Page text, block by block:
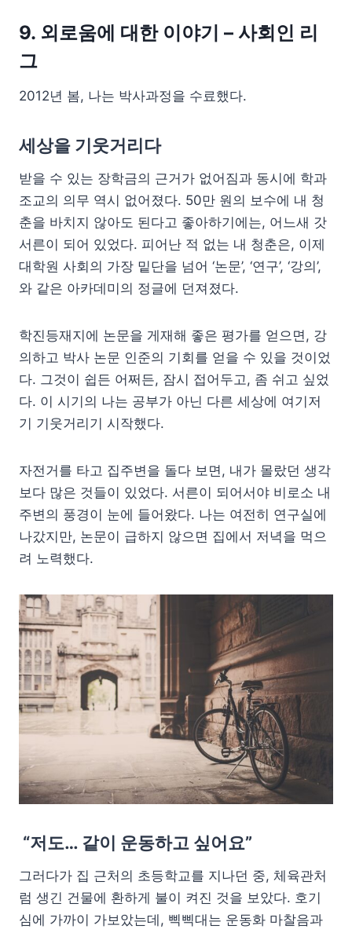
9. 외로움에 대한 이야기 – 사회인 리
그
2012년 봄, 나는 박사과정을 수료했다.
세상을 기웃거리다
받을 수 있는 장학금의 근거가 없어짐과 동시에 학과
조교의 의무 역시 없어졌다. 50만 원의 보수에 내 청
춘을 바치지 않아도 된다고 좋아하기에는, 어느새 갓
서른이 되어 있었다. 피어난 적 없는 내 청춘은, 이제
대학원 사회의 가장 밑단을 넘어 ‘논문’, ‘연구’, ‘강의’,
와 같은 아카데미의 정글에 던져졌다.
학진등재지에 논문을 게재해 좋은 평가를 얻으면, 강
의하고 박사 논문 인준의 기회를 얻을 수 있을 것이었
다. 그것이 쉽든 어쩌든, 잠시 접어두고, 좀 쉬고 싶었
다. 이 시기의 나는 공부가 아닌 다른 세상에 여기저
기 기웃거리기 시작했다.
자전거를 타고 집주변을 돌다 보면, 내가 몰랐던 생각
보다 많은 것들이 있었다. 서른이 되어서야 비로소 내
주변의 풍경이 눈에 들어왔다. 나는 여전히 연구실에
나갔지만, 논문이 급하지 않으면 집에서 저녁을 먹으
려 노력했다.
“저도… 같이 운동하고 싶어요”
그러다가 집 근처의 초등학교를 지나던 중, 체육관처
럼 생긴 건물에 환하게 불이 켜진 것을 보았다. 호기
심에 가까이 가보았는데, 삑삑대는 운동화 마찰음과